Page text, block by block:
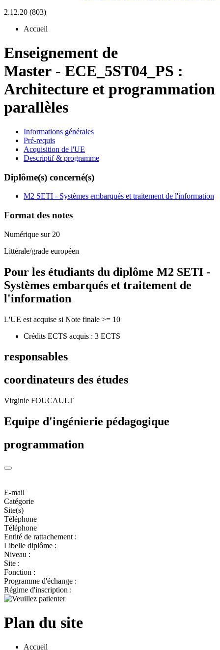
2.12.20 (803)
Accueil
Enseignement de
Master - ECE_5ST04_PS :
Architecture et programmation
parallèles
Informations générales
Pré-requis
Acquisition de l'UE
Descriptif & programme
Diplôme(s) concerné(s)
M2 SETI - Systèmes embarqués et traitement de l'information
Format des notes
Numérique sur 20
Littérale/grade européen
Pour les étudiants du diplôme M2 SETI -
Systèmes embarqués et traitement de
l'information
L'UE est acquise si Note finale >= 10
Crédits ECTS acquis : 3 ECTS
responsables
coordinateurs des études
Virginie FOUCAULT
Equipe d'ingénierie pédagogique
programmation
E-mail
Catégorie
Site(s)
Téléphone
Téléphone
Entité de rattachement :
Libelle diplôme :
Niveau :
Site :
Fonction :
Programme d'échange :
Régime d'inscription :
Plan du site
Accueil